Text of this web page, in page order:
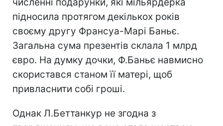
підносила протягом декількох років
своєму другу Франсуа-Марі Баньє.
Загальна сума презентів склала 1 млрд
євро. На думку дочки, Ф.Баньє навмисно
скористався станом її матері, щоб
привласнити собі гроші.
Однак Л.Беттанкур не згодна з